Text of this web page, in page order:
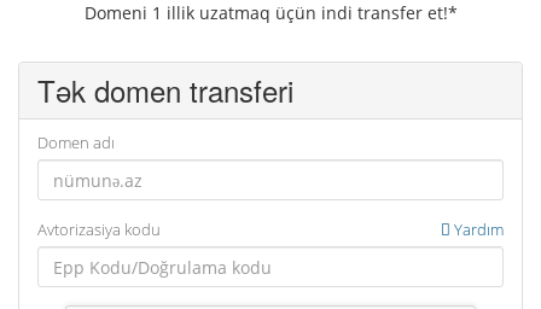
Domeni 1 illik uzatmaq üçün indi transfer et!*
Tək domen transferi
Domen adı
Avtorizasiya kodu Yardım